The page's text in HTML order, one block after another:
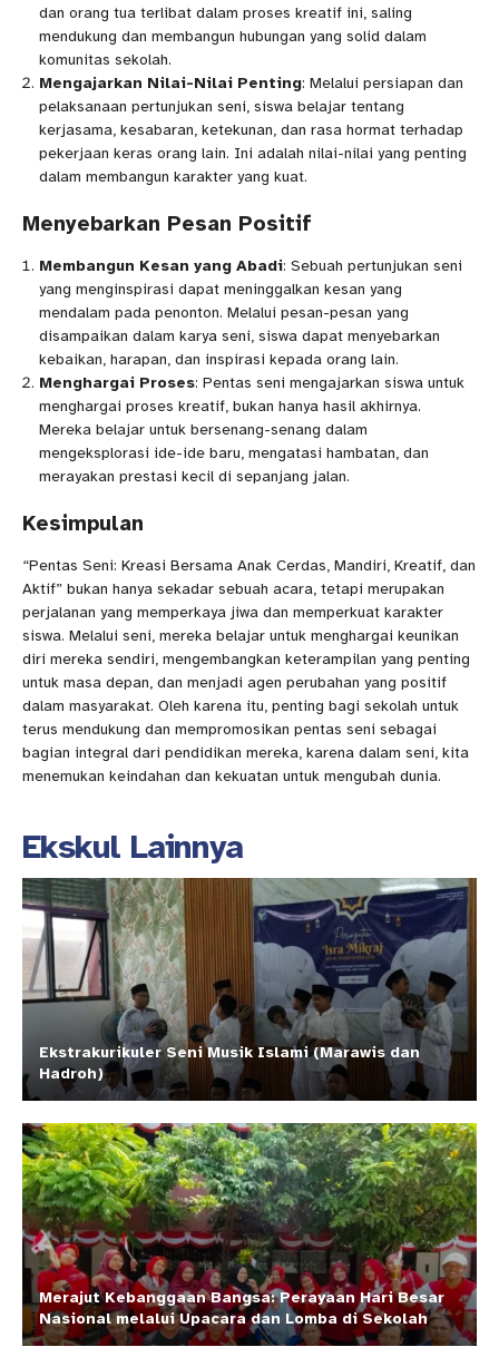
dan orang tua terlibat dalam proses kreatif ini, saling
mendukung dan membangun hubungan yang solid dalam
komunitas sekolah.
Mengajarkan Nilai-Nilai Penting: Melalui persiapan dan
pelaksanaan pertunjukan seni, siswa belajar tentang
kerjasama, kesabaran, ketekunan, dan rasa hormat terhadap
pekerjaan keras orang lain. Ini adalah nilai-nilai yang penting
dalam membangun karakter yang kuat.
Menyebarkan Pesan Positif
Membangun Kesan yang Abadi: Sebuah pertunjukan seni
yang menginspirasi dapat meninggalkan kesan yang
mendalam pada penonton. Melalui pesan-pesan yang
disampaikan dalam karya seni, siswa dapat menyebarkan
kebaikan, harapan, dan inspirasi kepada orang lain.
Menghargai Proses: Pentas seni mengajarkan siswa untuk
menghargai proses kreatif, bukan hanya hasil akhirnya.
Mereka belajar untuk bersenang-senang dalam
mengeksplorasi ide-ide baru, mengatasi hambatan, dan
merayakan prestasi kecil di sepanjang jalan.
Kesimpulan
“Pentas Seni: Kreasi Bersama Anak Cerdas, Mandiri, Kreatif, dan
Aktif” bukan hanya sekadar sebuah acara, tetapi merupakan
perjalanan yang memperkaya jiwa dan memperkuat karakter
siswa. Melalui seni, mereka belajar untuk menghargai keunikan
diri mereka sendiri, mengembangkan keterampilan yang penting
untuk masa depan, dan menjadi agen perubahan yang positif
dalam masyarakat. Oleh karena itu, penting bagi sekolah untuk
terus mendukung dan mempromosikan pentas seni sebagai
bagian integral dari pendidikan mereka, karena dalam seni, kita
menemukan keindahan dan kekuatan untuk mengubah dunia.
Ekskul Lainnya
Ekstrakurikuler Seni Musik Islami (Marawis dan
Hadroh)
Merajut Kebanggaan Bangsa: Perayaan Hari Besar
Nasional melalui Upacara dan Lomba di Sekolah